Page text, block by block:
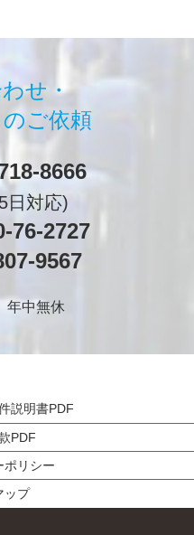
せ・
ご依頼
8666
日対応)
76-2727
9567
中無休
説明書PDF
PDF
ポリシー
ップ